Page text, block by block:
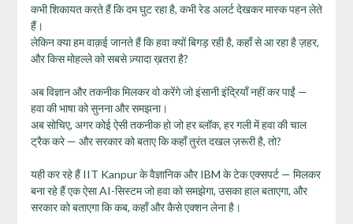
कभी शिकायत करते हैं कि दम घुट रहा है, कभी रेड अलर्ट देखकर मास्क पहन लेते
हैं।
लेकिन क्या हम वाक़ई जानते हैं कि हवा क्यों बिगड़ रही है, कहाँ से आ रहा है ज़हर,
और किस मोहल्ले को सबसे ज़्यादा ख़तरा है?
अब विज्ञान और तकनीक मिलकर वो करेंगे जो इंसानी इंद्रियाँ नहीं कर पाईं —
हवा की भाषा को सुनना और समझना।
अब सोचिए, अगर कोई ऐसी तकनीक हो जो हर ब्लॉक, हर गली में हवा की चाल
ट्रैक करे — और सरकार को बताए कि कहाँ तुरंत दखल ज़रूरी है, तो?
यही कर रहे हैं IIT Kanpur के वैज्ञानिक और IBM के टेक एक्सपर्ट — मिलकर
बना रहे हैं एक ऐसा AI-सिस्टम जो हवा को समझेगा, उसका हाल बताएगा, और
सरकार को बताएगा कि कब, कहाँ और कैसे एक्शन लेना है।